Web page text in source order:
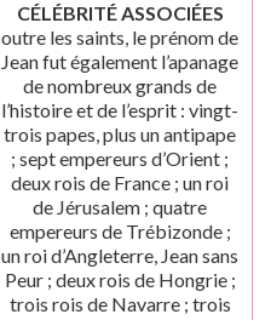
CÉLÉBRITÉ ASSOCIÉES
outre les saints, le prénom de
Jean fut également l’apanage
de nombreux grands de
l’histoire et de l’esprit : vingt-
trois papes, plus un antipape
; sept empereurs d’Orient ;
deux rois de France ; un roi
de Jérusalem ; quatre
empereurs de Trébizonde ;
un roi d’Angleterre, Jean sans
Peur ; deux rois de Hongrie ;
trois rois de Navarre ; trois